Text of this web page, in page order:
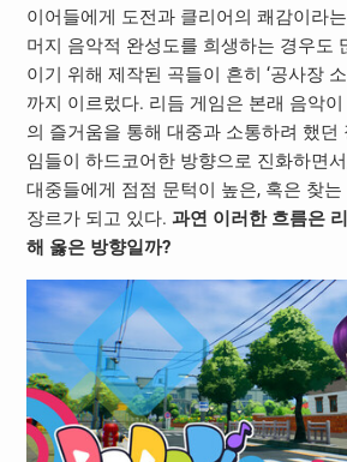
이어들에게 도전과 클리어의 쾌감이라
머지 음악적 완성도를 희생하는 경우도
이기 위해 제작된 곡들이 흔히 ‘공사장
까지 이르렀다. 리듬 게임은 본래 음악
의 즐거움을 통해 대중과 소통하려 했던
임들이 하드코어한 방향으로 진화하면
대중들에게 점점 문턱이 높은, 혹은 찾
장르가 되고 있다. 과연 이러한 흐름은
해 옳은 방향일까?